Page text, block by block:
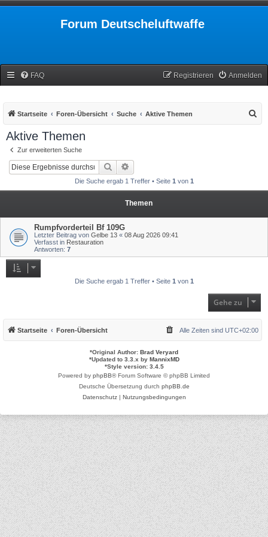
Forum Deutscheluftwaffe
FAQ Anmelden
Registrieren
Startseite Foren-Übersicht Suche Aktive Themen
Aktive Themen
Zur erweiterten Suche
Suche
Die Suche ergab 1 Treffer • Seite 1 von 1
Themen
Rumpfvorderteil Bf 109G
Letzter Beitrag von Gelbe 13 « 08 Aug 2026 09:41
Verfasst in Restauration
Antworten: 7
Die Suche ergab 1 Treffer • Seite 1 von 1
Gehe zu
Startseite Foren-Übersicht Alle Zeiten sind UTC+02:00
*Original Author: Brad Veryard
*Updated to 3.3.x by MannixMD
*Style version: 3.4.5
Powered by phpBB® Forum Software © phpBB Limited
Deutsche Übersetzung durch phpBB.de
Datenschutz| Nutzungsbedingungen